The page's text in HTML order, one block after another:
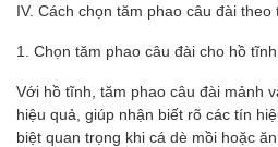
IV. Cách chọn tăm phao câu đài theo
1. Chọn tăm phao câu đài cho hồ
Với hồ tĩnh, tăm phao câu đài mảnh
hiệu quả, giúp nhận biết rõ các tín
biệt quan trọng khi cá dè mồi hoặc ăn